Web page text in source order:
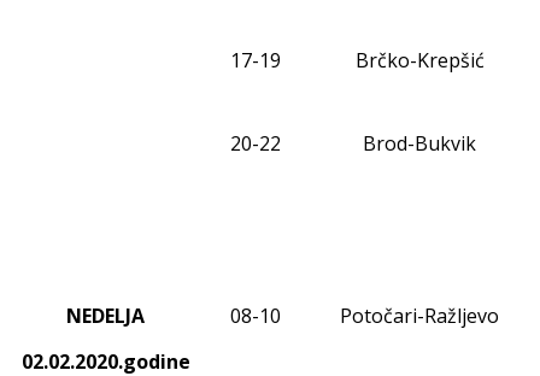
17-19 Brčko-Krepšić
20-22 Brod-Bukvik
NEDELJA
02.02.2020.godine
08-10 Potočari-Ražljevo